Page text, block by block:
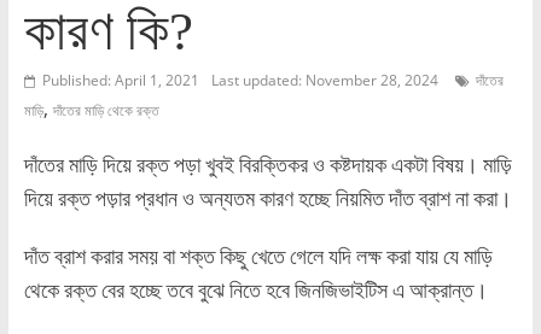
কারণ কি?
Published: April 1, 2021 Last updated: November 28, 2024
দাঁতের
মাড়ি, দাঁতের মাড়ি থেকে রক্ত
দাঁতের মাড়ি দিয়ে রক্ত পড়া খুবই বিরক্তিকর ও কষ্টদায়ক একটা বিষয়। মাড়ি
দিয়ে রক্ত পড়ার প্রধান ও অন্যতম কারণ হচ্ছে নিয়মিত দাঁত ব্রাশ না করা।
দাঁত ব্রাশ করার সময় বা শক্ত কিছু খেতে গেলে যদি লক্ষ করা যায় যে মাড়ি
থেকে রক্ত বের হচ্ছে তবে বুঝে নিতে হবে জিনজিভাইটিস এ আক্রান্ত।